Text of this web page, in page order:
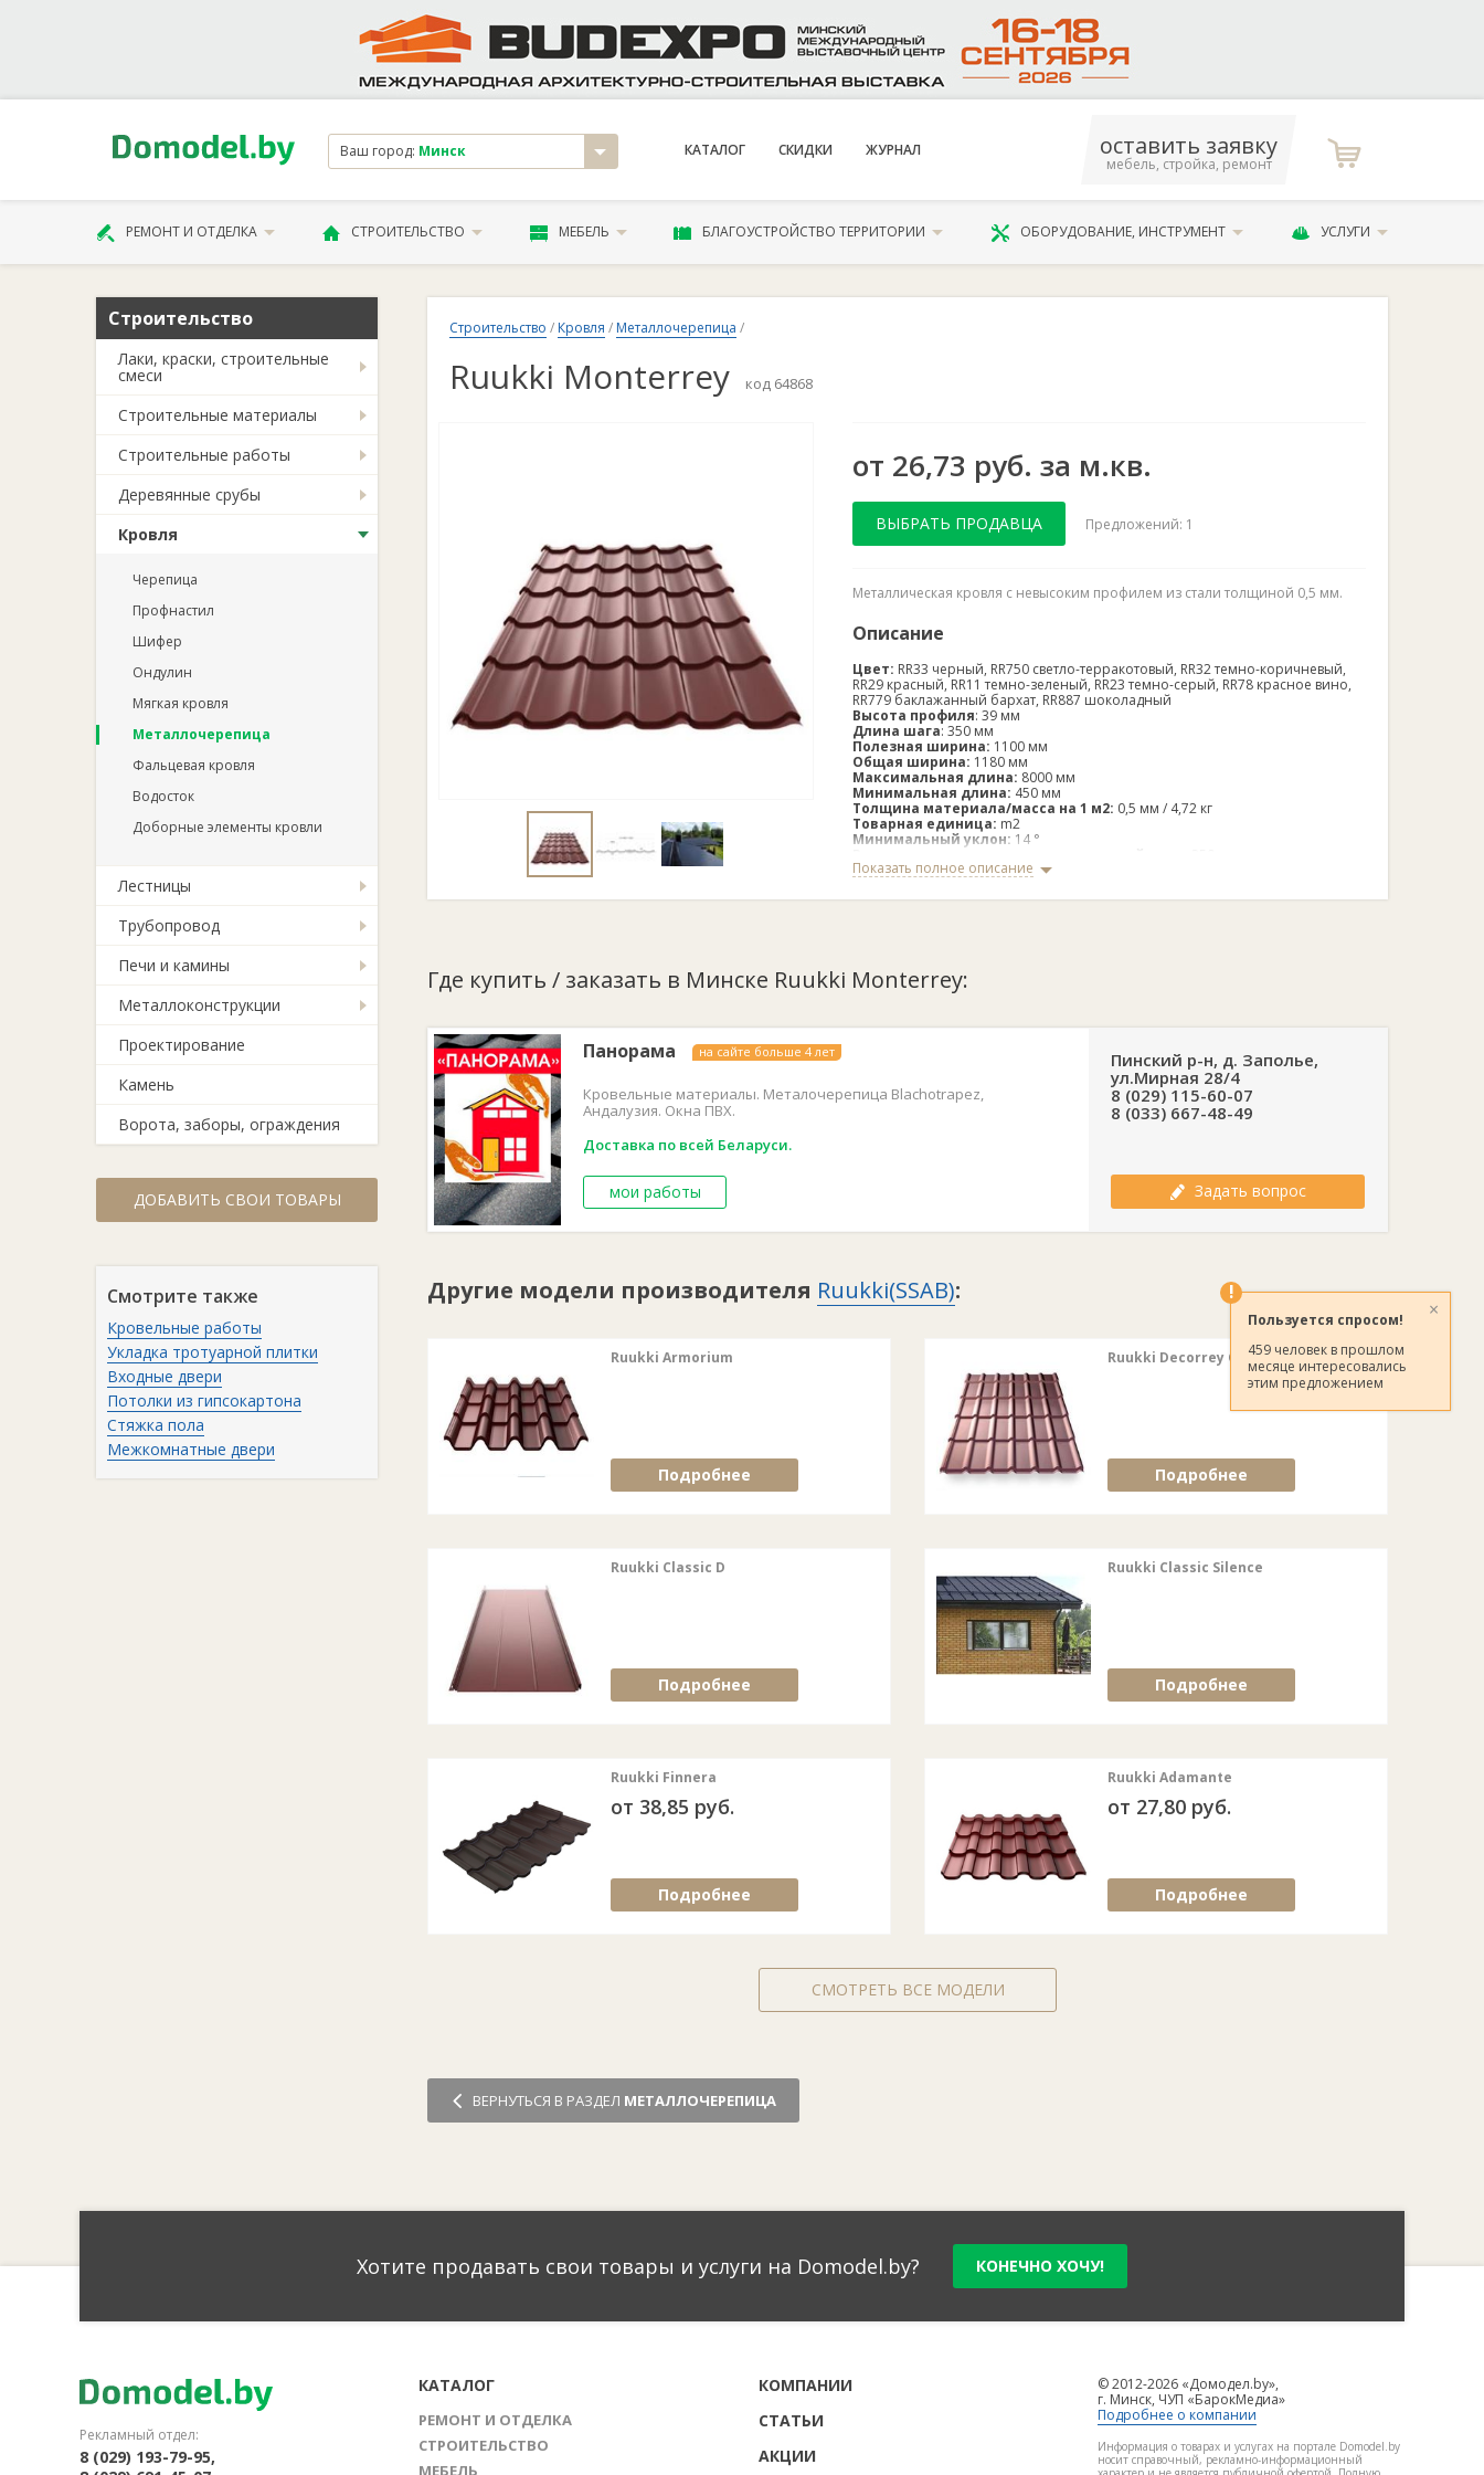
Ваш город: Минск КАТАЛОГ СКИДКИ ЖУРНАЛ оставить заявку
мебель, стройка, ремонт
РЕМОНТ И ОТДЕЛКА СТРОИТЕЛЬСТВО МЕБЕЛЬ БЛАГОУСТРОЙСТВО ТЕРРИТОРИИ ОБОРУДОВАНИЕ, ИНСТРУМЕНТ УСЛУГИ
!
×
Пользуется спросом!
459 человек в прошлом
месяце интересовались
этим предложением
Строительство
Лаки, краски, строительные
смеси
Строительные материалы
Строительные работы
Деревянные срубы
Кровля
Черепица
Профнастил
Шифер
Ондулин
Мягкая кровля
Металлочерепица
Фальцевая кровля
Водосток
Доборные элементы кровли
Лестницы
Трубопровод
Печи и камины
Металлоконструкции
Проектирование
Камень
Ворота, заборы, ограждения
ДОБАВИТЬ СВОИ ТОВАРЫ
Смотрите также
Кровельные работы
Укладка тротуарной плитки
Входные двери
Потолки из гипсокартона
Стяжка пола
Межкомнатные двери
Строительство / Кровля / Металлочерепица /
Ruukki Monterrey код 64868
от 26,73 руб. за м.кв.
ВЫБРАТЬ ПРОДАВЦА Предложений: 1
Металлическая кровля с невысоким профилем из стали толщиной 0,5 мм.
Описание
Цвет: RR33 черный, RR750 светло-терракотовый, RR32 темно-коричневый,
RR29 красный, RR11 темно-зеленый, RR23 темно-серый, RR78 красное вино,
RR779 баклажанный бархат, RR887 шоколадный
Высота профиля: 39 мм
Длина шага: 350 мм
Полезная ширина: 1100 мм
Общая ширина: 1180 мм
Максимальная длина: 8000 мм
Минимальная длина: 450 мм
Толщина материала/масса на 1 м2: 0,5 мм / 4,72 кг
Товарная единица: m2
Минимальный уклон: 14 °
невысоким профилем, что делает ее прекрасным вариантом для украшения
Показать полное описание
Где купить / заказать в Минске Ruukki Monterrey:
Панорама на сайте больше 4 лет
Кровельные материалы. Металочерепица Blachotrapez,
Андалузия. Окна ПВХ.
Доставка по всей Беларуси.
мои работы
Пинский р-н, д. Заполье,
ул.Мирная 28/4
8 (029) 115-60-07
8 (033) 667-48-49
Задать вопрос
Другие модели производителя Ruukki(SSAB):
Ruukki Armorium
Подробнее
Ruukki Decorrey Grand
Подробнее
Ruukki Classic D
Подробнее
Ruukki Classic Silence
Подробнее
Ruukki Finnera
от 38,85 руб.
Подробнее
Ruukki Adamante
от 27,80 руб.
Подробнее
СМОТРЕТЬ ВСЕ МОДЕЛИ
ВЕРНУТЬСЯ В РАЗДЕЛ МЕТАЛЛОЧЕРЕПИЦА
Хотите продавать свои товары и услуги на Domodel.by? КОНЕЧНО ХОЧУ!
Рекламный отдел:
8 (029) 193-79-95,
КАТАЛОГ
РЕМОНТ И ОТДЕЛКА
СТРОИТЕЛЬСТВО
МЕБЕЛЬ
КОМПАНИИ
СТАТЬИ
АКЦИИ
© 2012-2026 «Домодел.by»,
г. Минск, ЧУП «БарокМедиа»
Подробнее о компании
Информация о товарах и услугах на портале Domodel.by
носит справочный, рекламно-информационный